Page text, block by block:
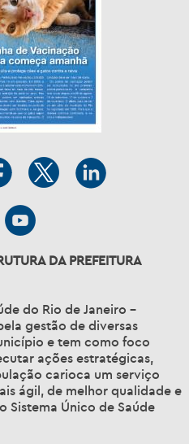
DA PREFEITURA
do Rio de Janeiro –
gestão de diversas
e tem como foco
ações estratégicas,
carioca um serviço
ágil, de melhor qualidade e
Sistema Único de Saúde